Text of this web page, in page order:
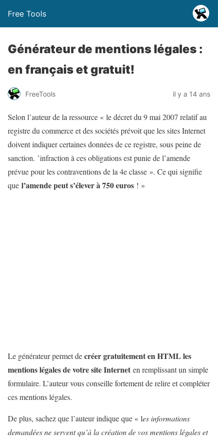
Free Tools
Générateur de mentions légales :
en français et gratuit!
FreeTools il y a 14 ans
Selon l’auteur de la ressource « le décret du 9 mai 2007 relatif au
registre du commerce et des sociétés prévoit que les sites Internet
doivent indiquer certaines données de ce registre, sous peine de
sanction. ’infraction à ces obligations est punie de l’amende
prévue pour les contraventions de la 4e classe ». Ce qui signifie
que l’amende peut s’élever à 750 euros ! »
Le générateur permet decréer gratuitement en HTML les
mentions légales de votre site Internet en remplissant un simple
formulaire. L’auteur vous conseille fortement de relire et compléter
ces mentions légales.
De plus, sachez que l’auteur indique que « les informations
demandées ne servent qu’à la création de vos mentions légales et